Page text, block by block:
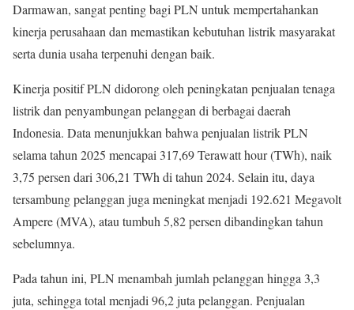
Darmawan, sangat penting bagi PLN untuk mempertahankan
kinerja perusahaan dan memastikan kebutuhan listrik masyarakat
serta dunia usaha terpenuhi dengan baik.
Kinerja positif PLN didorong oleh peningkatan penjualan tenaga
listrik dan penyambungan pelanggan di berbagai daerah
Indonesia. Data menunjukkan bahwa penjualan listrik PLN
selama tahun 2025 mencapai 317,69 Terawatt hour (TWh), naik
3,75 persen dari 306,21 TWh di tahun 2024. Selain itu, daya
tersambung pelanggan juga meningkat menjadi 192.621 Megavolt
Ampere (MVA), atau tumbuh 5,82 persen dibandingkan tahun
sebelumnya.
Pada tahun ini, PLN menambah jumlah pelanggan hingga 3,3
juta, sehingga total menjadi 96,2 juta pelanggan. Penjualan